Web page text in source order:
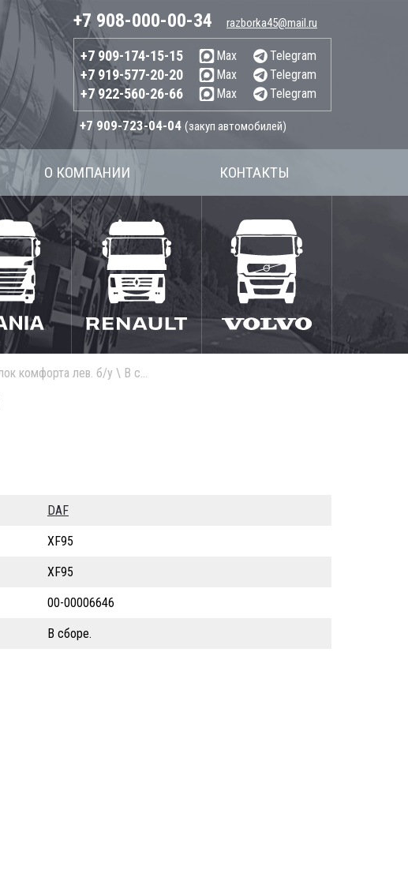
+7 908-000-00-34 razborka45@mail.ru
+7 909-174-15-15 Max Telegram
+7 919-577-20-20 Max Telegram
+7 922-560-26-66 Max Telegram
+7 909-723-04-04 (закуп автомобилей)
О КОМПАНИИ КОНТАКТЫ
комфорта лев. б/у \ В сборе.
DAF
XF95
XF95
00-00006646
В сборе.